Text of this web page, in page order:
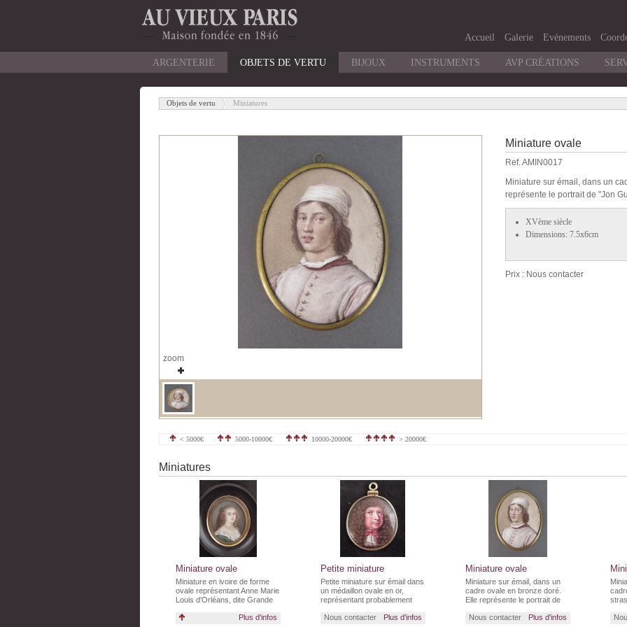
Accueil Galerie Evénements
ARGENTERIE OBJETS DE VERTU BIJOUX INSTRUMENTS AVP CRÉATIONS
Objets de vertu
Miniatures
zoom
Miniature ovale
Ref. AMIN0017
Miniature sur émail, dans un
représente le portrait de "Jon
XVème siècle
Dimensions: 7.5x6cm
Prix : Nous contacter
< 5000€ 5000-10000€ 10000-20000€ > 20000€
Miniatures
Miniature ovale
Miniature en ivoire de forme
ovale représentant Anne Marie
Louis d'Orléans, dite Grande
fille du Roi Henri IV et cousine
Plus d'infos
Petite miniature
Petite miniature sur émail dans
un médaillon ovale en or,
représentant probablement
Nous contacter
Plus d'infos
Miniature ovale
Miniature sur émail, dans un
cadre ovale en bronze doré.
Elle représente le portrait de
Nous contacter
Plus d'infos
de